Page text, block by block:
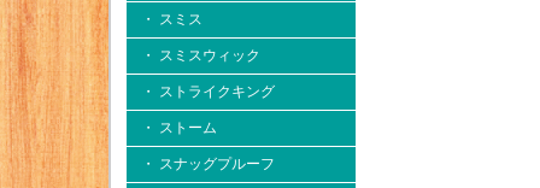
・ スミス
・ スミスウィック
・ ストライクキング
・ ストーム
・ スナッグプルーフ